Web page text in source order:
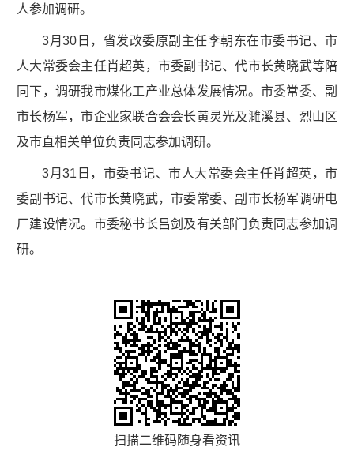
人参加调研。
3月30日，省发改委原副主任李朝东在市委书记、市
人大常委会主任肖超英，市委副书记、代市长黄晓武等陪
同下，调研我市煤化工产业总体发展情况。市委常委、副
市长杨军，市企业家联合会会长黄灵光及濉溪县、烈山区
及市直相关单位负责同志参加调研。
3月31日，市委书记、市人大常委会主任肖超英，市
委副书记、代市长黄晓武，市委常委、副市长杨军调研电
厂建设情况。市委秘书长吕剑及有关部门负责同志参加调
研。
扫描二维码随身看资讯